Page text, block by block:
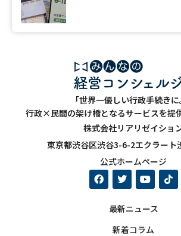
「世界一優しい行政手続きに
行政×民間の架け橋となるサービスを提
株式会社リアリゼイショ
東京都渋谷区渋谷3-6-2エクラート
公式ホームページ
最新ニュース
新着コラム